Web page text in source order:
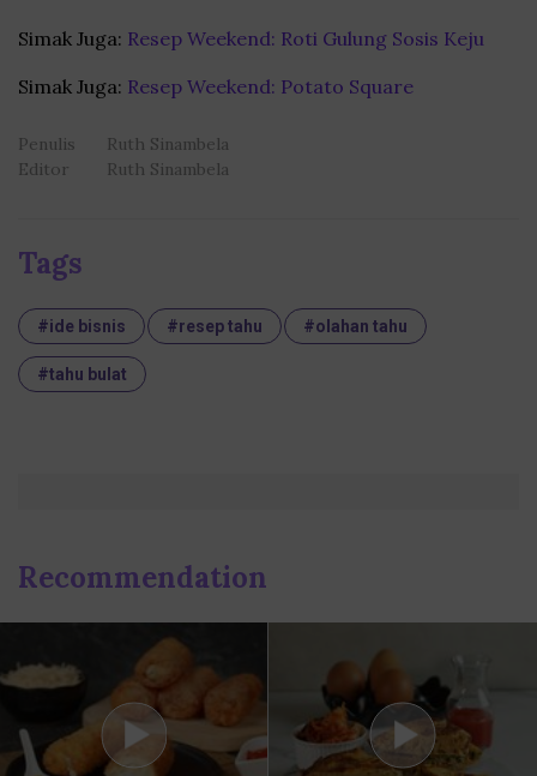
Simak Juga: Resep Weekend: Roti Gulung Sosis Keju
Simak Juga: Resep Weekend: Potato Square
Penulis
Ruth Sinambela
Editor
Ruth Sinambela
Tags
#ide bisnis #resep tahu #olahan tahu
#tahu bulat
Recommendation